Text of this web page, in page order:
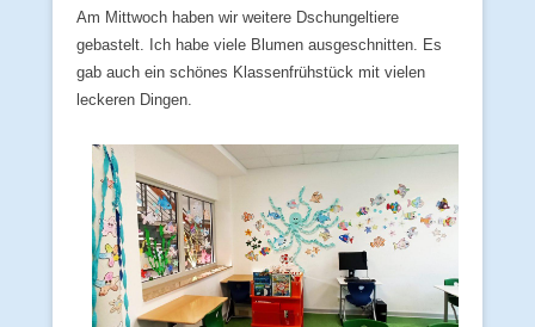
Am Mittwoch haben wir weitere Dschungeltiere
gebastelt. Ich habe viele Blumen ausgeschnitten. Es
gab auch ein schönes Klassenfrühstück mit vielen
leckeren Dingen.